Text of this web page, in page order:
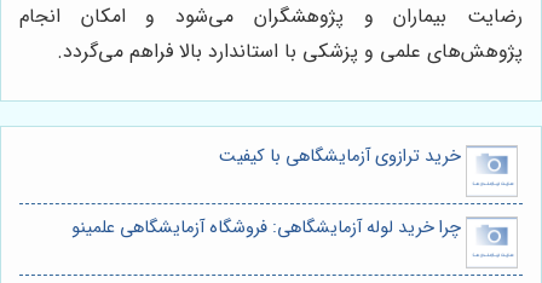
رضایت بیماران و پژوهشگران می‌شود و امکان انجام
پژوهش‌های علمی و پزشکی با استاندارد بالا فراهم می‌گردد.
خرید ترازوی آزمایشگاهی با کیفیت
چرا خرید لوله آزمایشگاهی: فروشگاه آزمایشگاهی علمینو